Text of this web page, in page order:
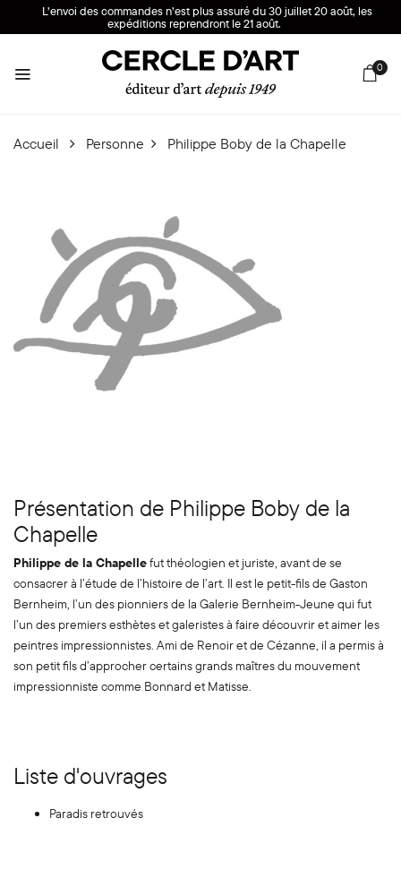
L’envoi des commandes n’est plus assuré du 30 juillet 20 août, les
expéditions reprendront le 21 août.
0
Accueil Personne Philippe Boby de la Chapelle
Présentation de Philippe Boby de la
Chapelle
Philippe de la Chapellefut théologien et juriste, avant de se
consacrer à l’étude de l’histoire de l’art. Il est le petit-fils de Gaston
Bernheim, l’un des pionniers de la Galerie Bernheim-Jeune qui fut
l’un des premiers esthètes et galeristes à faire découvrir et aimer les
peintres impressionnistes. Ami de Renoir et de Cézanne, il a permis à
son petit fils d’approcher certains grands maîtres du mouvement
impressionniste comme Bonnard et Matisse.
Liste d'ouvrages
Paradis retrouvés